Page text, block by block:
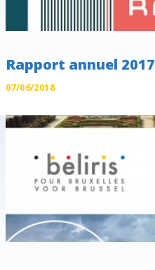
Rapport annuel 2017
07/06/2018